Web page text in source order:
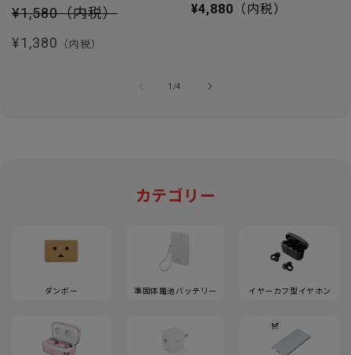
セール価格
¥1,580（内税）
通常価格
¥1,380 （内税）
通常価格
¥4,880 （内税）
1 /
の4
カテゴリー
ダンボー 準固体電池バッテリー イヤーカフ型イヤホン